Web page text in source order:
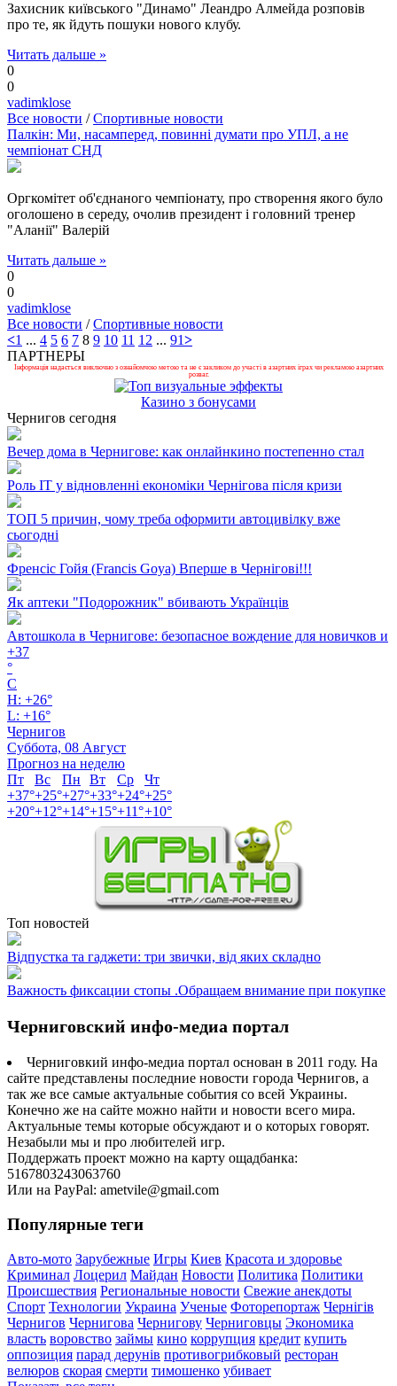
Захисник київського "Динамо" Леандро Алмейда розповів
про те, як йдуть пошуки нового клубу.
Читать дальше »
0
0
vadimklose
Все новости /Спортивные новости
Палкін: Ми, насамперед, повинні думати про УПЛ, а не
чемпіонат СНД
Оргкомітет об'єднаного чемпіонату, про створення якого було
оголошено в середу, очолив президент і головний тренер
"Аланії" Валерій
Читать дальше »
0
0
vadimklose
Все новости /Спортивные новости
<1 ... 4 5 6 7 8 9 10 11 12 ... 91>
ПАРТНЕРЫ
Інформація надається виключно з ознайомчою метою та не є закликом до участі в азартних іграх чи рекламою азартних
розваг.
Казино з бонусами
Чернигов сегодня
Вечер дома в Чернигове: как онлайнкино постепенно стал
Роль ІТ у відновленні економіки Чернігова після кризи
ТОП 5 причин, чому треба оформити автоцивілку вже
сьогодні
Френсіс Гойя (Francis Goya) Вперше в Чернігові!!!
Як аптеки "Подорожник" вбивають Українців
Автошкола в Чернигове: безопасное вождение для новичков и
+37
°
C
H: +26°
L: +16°
Чернигов
Суббота, 08 Август
Прогноз на неделю
Пт
Вс Пн Вт Ср
Чт
+37°+25°+27°+33°+24°+25°
+20°+12°+14°+15°+11°+10°
Топ новостей
Відпустка та гаджети: три звички, від яких складно
Важность фиксации стопы .Обращаем внимание при покупке
Черниговский инфо-медиа портал
Черниговкий инфо-медиа портал основан в 2011 году. На
сайте представлены последние новости города Чернигов, а
так же все самые актуальные события со всей Украины.
Конечно же на сайте можно найти и новости всего мира.
Актуальные темы которые обсуждают и о которых говорят.
Незабыли мы и про любителей игр.
Поддержать проект можно на карту ощадбанка:
5167803243063760
Или на PayPal: ametvile@gmail.com
Популярные теги
Авто-мото Зарубежные Игры Киев Красота и здоровье
Криминал Лоцерил Майдан Новости Политика Политики
Происшествия Региональные новости Свежие анекдоты
Спорт Технологии Украина Ученые Фоторепортаж Чернігів
Чернигов Чернигова Чернигову Черниговцы Экономика
власть воровство займы кино коррупция кредит купить
оппозиция парад дерунів противогрибковый ресторан
велюров скорая смерти тимошенко убивает